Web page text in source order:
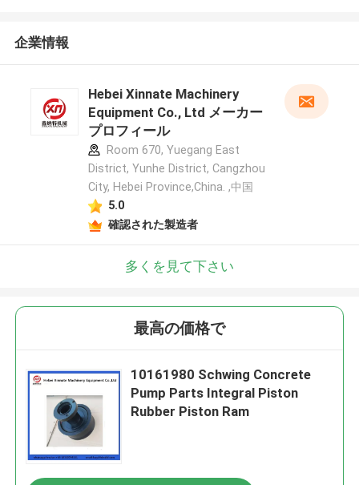
企業情報
Hebei Xinnate Machinery
Equipment Co., Ltd メーカー
プロフィール
Room 670, Yuegang East
District, Yunhe District, Cangzhou
City, Hebei Province,China. ,中国
5.0
確認された製造者
多くを見て下さい
最高の価格で
10161980 Schwing Concrete
Pump Parts Integral Piston
Rubber Piston Ram